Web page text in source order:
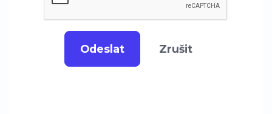
Odeslat Zrušit